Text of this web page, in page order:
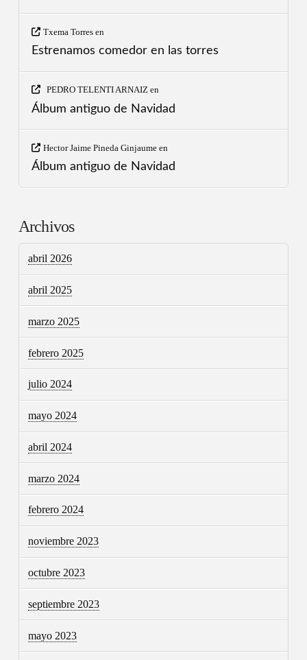
Txema Torresen
Estrenamos comedor en las torres
PEDRO TELENTI ARNAIZ en
Álbum antiguo de Navidad
Hector Jaime Pineda Ginjaumeen
Álbum antiguo de Navidad
Archivos
abril 2026
abril 2025
marzo 2025
febrero 2025
julio 2024
mayo 2024
abril 2024
marzo 2024
febrero 2024
noviembre 2023
octubre 2023
septiembre 2023
mayo 2023